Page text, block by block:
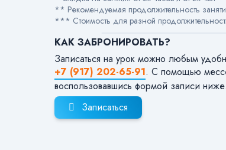
** Рекомендуемая продолжительность
*** Стоимость для разной
КАК ЗАБРОНИРОВАТЬ?
Записаться на урок можно любым
+7 (917) 202-65-91. С помощью
воспользовавшись формой записи ниже.
Записаться